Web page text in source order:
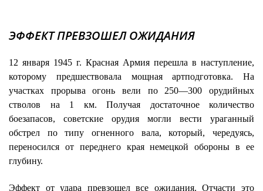
ЭФФЕКТ ПРЕВЗОШЕЛ ОЖИДАНИЯ
12 января 1945 г. Красная Армия перешла в наступление,
которому предшествовала мощная артподготовка. На
участках прорыва огонь вели по 250—300 орудийных
стволов на 1 км. Получая достаточное количество
боезапасов, советские орудия могли вести ураганный
обстрел по типу огненного вала, который, чередуясь,
переносился от переднего края немецкой обороны в ее
глубину.
Эффект от удара превзошел все ожидания. Отчасти это